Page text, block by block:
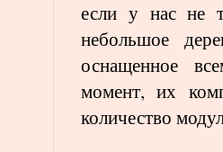
если у нас не
небольшое
оснащенное
момент, их
количество